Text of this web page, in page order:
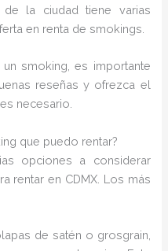
la ciudad tiene varias
en renta de smokings.
smoking, es importante
reseñas y ofrezca el
necesario.
que puedo rentar?
opciones a considerar
rentar en CDMX. Los más
de satén o grosgrain,